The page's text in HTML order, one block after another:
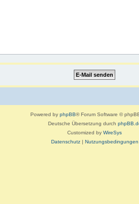
Powered by phpBB® Forum Software ©
Deutsche Übersetzung durch
Customized by WireSys
Datenschutz| Nutzungsbedingungen